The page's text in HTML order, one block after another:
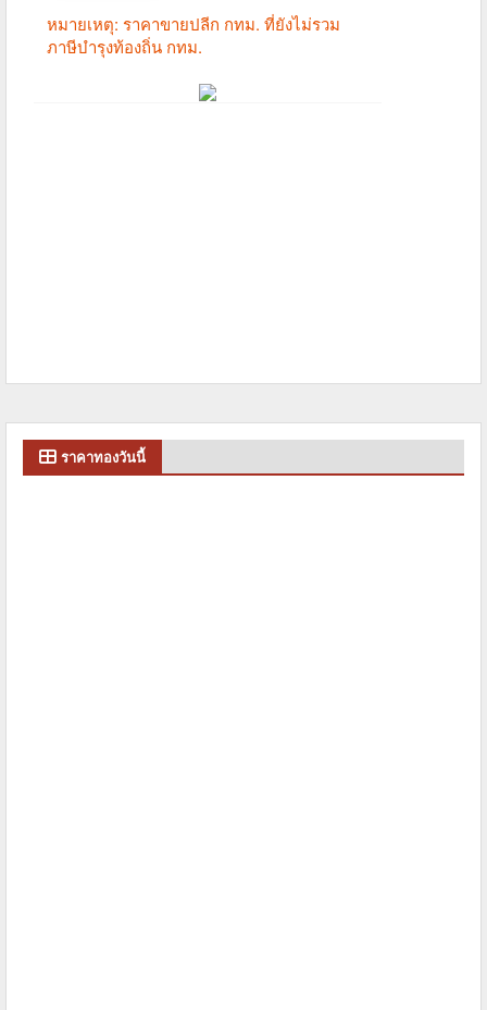
ราคาทองวันนี้